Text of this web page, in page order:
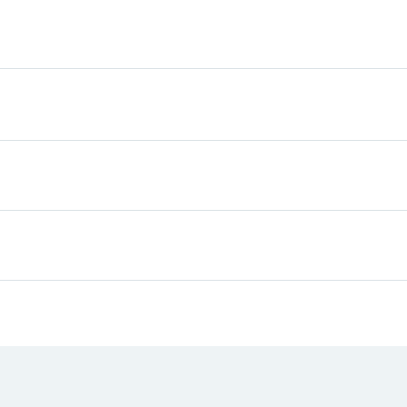
y todas las piezas individuales, desde un